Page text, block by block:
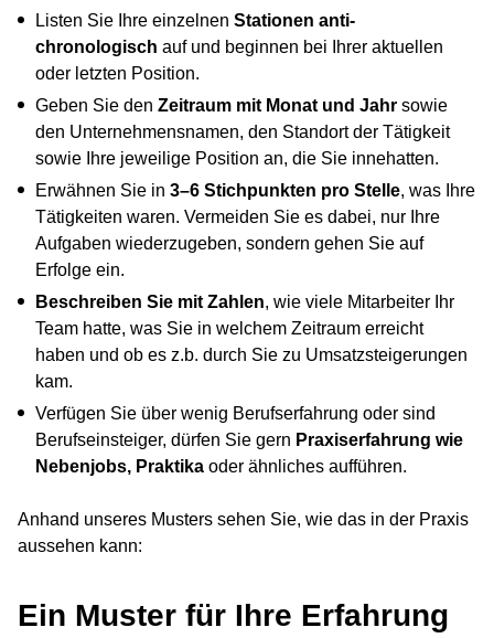
Listen Sie Ihre einzelnen Stationen anti-
chronologisch auf und beginnen bei Ihrer aktuellen
oder letzten Position.
Geben Sie den Zeitraum mit Monat und Jahr sowie
den Unternehmensnamen, den Standort der Tätigkeit
sowie Ihre jeweilige Position an, die Sie innehatten.
Erwähnen Sie in 3–6 Stichpunkten pro Stelle, was Ihre
Tätigkeiten waren. Vermeiden Sie es dabei, nur Ihre
Aufgaben wiederzugeben, sondern gehen Sie auf
Erfolge ein.
Beschreiben Sie mit Zahlen, wie viele Mitarbeiter Ihr
Team hatte, was Sie in welchem Zeitraum erreicht
haben und ob es z.b. durch Sie zu Umsatzsteigerungen
kam.
Verfügen Sie über wenig Berufserfahrung oder sind
Berufseinsteiger, dürfen Sie gern Praxiserfahrung wie
Nebenjobs, Praktika oder ähnliches aufführen.
Anhand unseres Musters sehen Sie, wie das in der Praxis
aussehen kann:
Ein Muster für Ihre Erfahrung